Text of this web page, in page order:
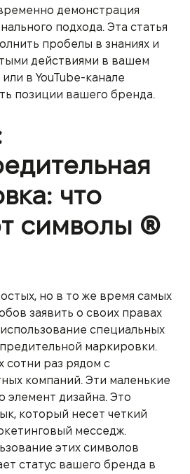
демонстрация
подхода. Эта статья
пробелы в знаниях и
действиями в вашем
или в YouTube-канале
позиции вашего бренда.
что
символы ®
но в то же время самых
заявить о своих правах
специальных
маркировки.
сотни раз рядом с
компаний. Эти маленькие
элемент дизайна. Это
который несет четкий
месседж.
этих символов
статус вашего бренда в